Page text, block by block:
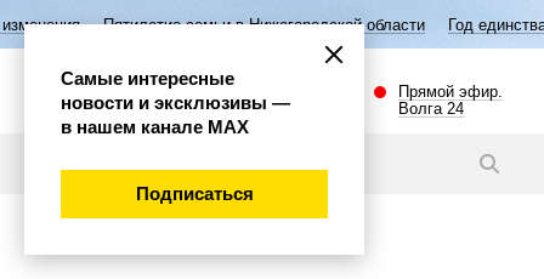
семьи в Нижегородской области Год единства народов
Прямой эфир.
Волга 24
Самые интересные
новости и эксклюзивы —
в нашем канале МАХ
Подписаться